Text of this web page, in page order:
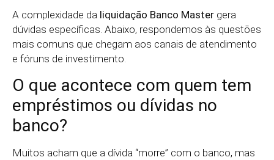
A complexidade da liquidação Banco Master gera
dúvidas específicas. Abaixo, respondemos às questões
mais comuns que chegam aos canais de atendimento
e fóruns de investimento.
O que acontece com quem tem
empréstimos ou dívidas no
banco?
Muitos acham que a dívida “morre” com o banco, mas